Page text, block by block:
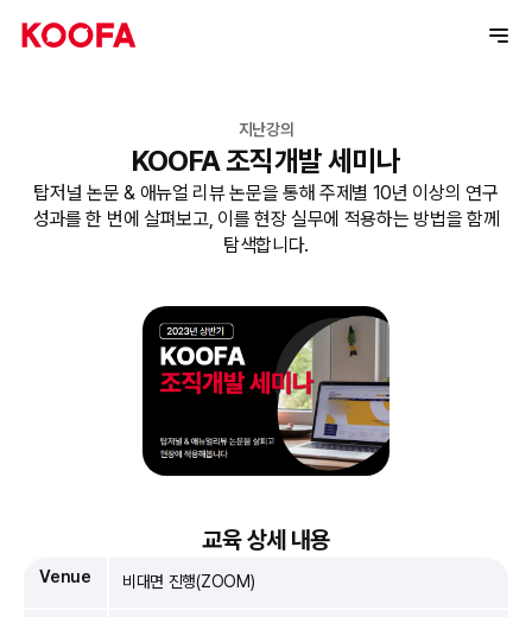
지난강의
KOOFA 조직개발 세미나
탑저널 논문 & 애뉴얼 리뷰 논문을 통해 주제별 10년 이상의 연구
성과를 한 번에 살펴보고, 이를 현장 실무에 적용하는 방법을 함께
탐색합니다.
교육 상세 내용
Venue 비대면 진행(ZOOM)